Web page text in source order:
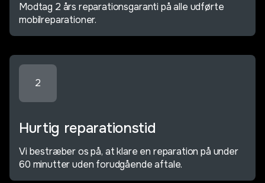
Modtag 2 års reparationsgaranti på alle udførte
mobilreparationer.
2
Hurtig reparationstid
Vi bestræber os på, at klare en reparation på under
60 minutter uden forudgående aftale.